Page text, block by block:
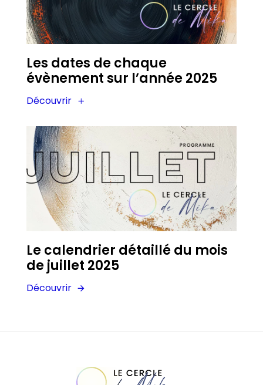
Les dates de chaque
évènement sur l’année 2025
Découvrir
Le calendrier détaillé du mois
de juillet 2025
Découvrir